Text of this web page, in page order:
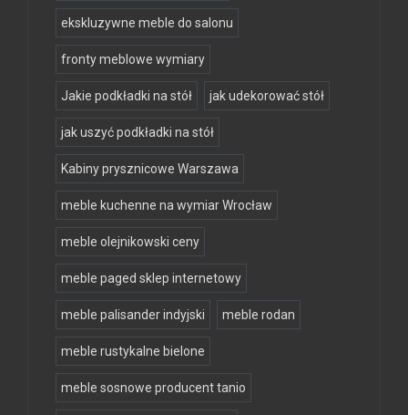
ekskluzywne meble do salonu
fronty meblowe wymiary
Jakie podkładki na stół jak udekorować stół
jak uszyć podkładki na stół
Kabiny prysznicowe Warszawa
meble kuchenne na wymiar Wrocław
meble olejnikowski ceny
meble paged sklep internetowy
meble palisander indyjski meble rodan
meble rustykalne bielone
meble sosnowe producent tanio